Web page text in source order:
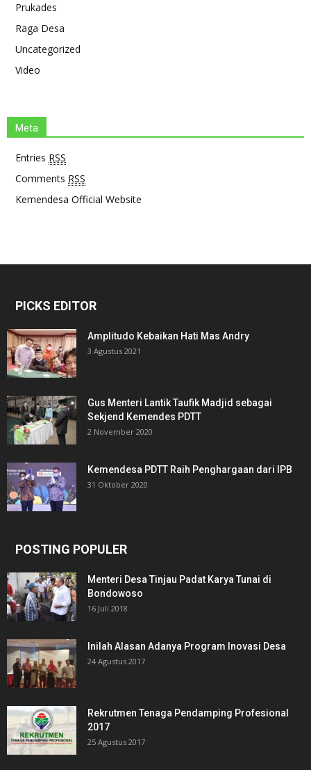
Prukades
Raga Desa
Uncategorized
Video
Meta
Entries RSS
Comments RSS
Kemendesa Official Website
PICKS EDITOR
Amplitudo Kebaikan Hati Mas Andry
3 Agustus 2021
Gus Menteri Lantik Taufik Madjid sebagai
Sekjend Kemendes PDTT
2 November 2020
Kemendesa PDTT Raih Penghargaan dari IPB
31 Oktober 2020
POSTING POPULER
Menteri Desa Tinjau Padat Karya Tunai di
Bondowoso
16 Juli 2018
Inilah Alasan Adanya Program Inovasi Desa
24 Agustus 2017
Rekrutmen Tenaga Pendamping Profesional
2017
25 Agustus 2017